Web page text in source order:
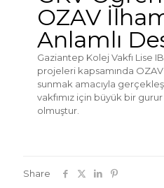
OZAV
Anlamlı
Gaziantep Kolej Vakfı Lise
projeleri kapsamında OZAV
sunmak amacıyla
vakfımız için büyük bir
olmuştur.
Share